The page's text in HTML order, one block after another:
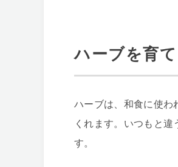
ハーブを育て
ハーブは、和食に使わ
くれます。いつもと
す。